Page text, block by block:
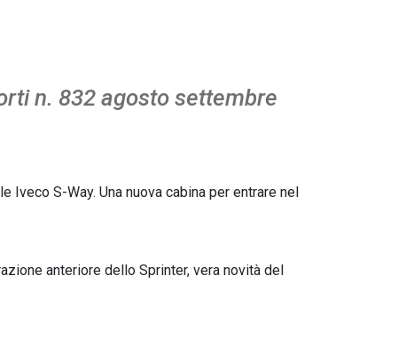
n. 832 agosto settembre
Iveco S-Way. Una nuova cabina per entrare nel
anteriore dello Sprinter, vera novità del